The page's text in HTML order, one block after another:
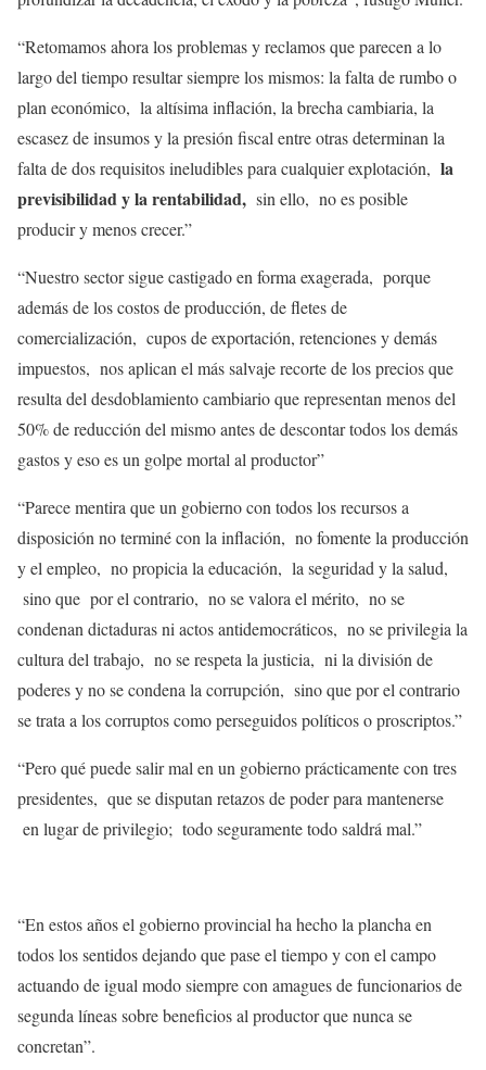
“Retomamos ahora los problemas y reclamos que parecen a lo
largo del tiempo resultar siempre los mismos: la falta de rumbo o
plan económico, la altísima inflación, la brecha cambiaria, la
escasez de insumos y la presión fiscal entre otras determinan la
falta de dos requisitos ineludibles para cualquier explotación, la
previsibilidad y la rentabilidad, sin ello, no es posible
producir y menos crecer.”
“Nuestro sector sigue castigado en forma exagerada, porque
además de los costos de producción, de fletes de
comercialización, cupos de exportación, retenciones y demás
impuestos, nos aplican el más salvaje recorte de los precios que
resulta del desdoblamiento cambiario que representan menos del
50% de reducción del mismo antes de descontar todos los demás
gastos y eso es un golpe mortal al productor”
“Parece mentira que un gobierno con todos los recursos a
disposición no terminé con la inflación, no fomente la producción
y el empleo, no propicia la educación, la seguridad y la salud,
sino que por el contrario, no se valora el mérito, no se
condenan dictaduras ni actos antidemocráticos, no se privilegia la
cultura del trabajo, no se respeta la justicia, ni la división de
poderes y no se condena la corrupción, sino que por el contrario
se trata a los corruptos como perseguidos políticos o proscriptos.”
“Pero qué puede salir mal en un gobierno prácticamente con tres
presidentes, que se disputan retazos de poder para mantenerse
en lugar de privilegio; todo seguramente todo saldrá mal.”
“En estos años el gobierno provincial ha hecho la plancha en
todos los sentidos dejando que pase el tiempo y con el campo
actuando de igual modo siempre con amagues de funcionarios de
segunda líneas sobre beneficios al productor que nunca se
concretan”.